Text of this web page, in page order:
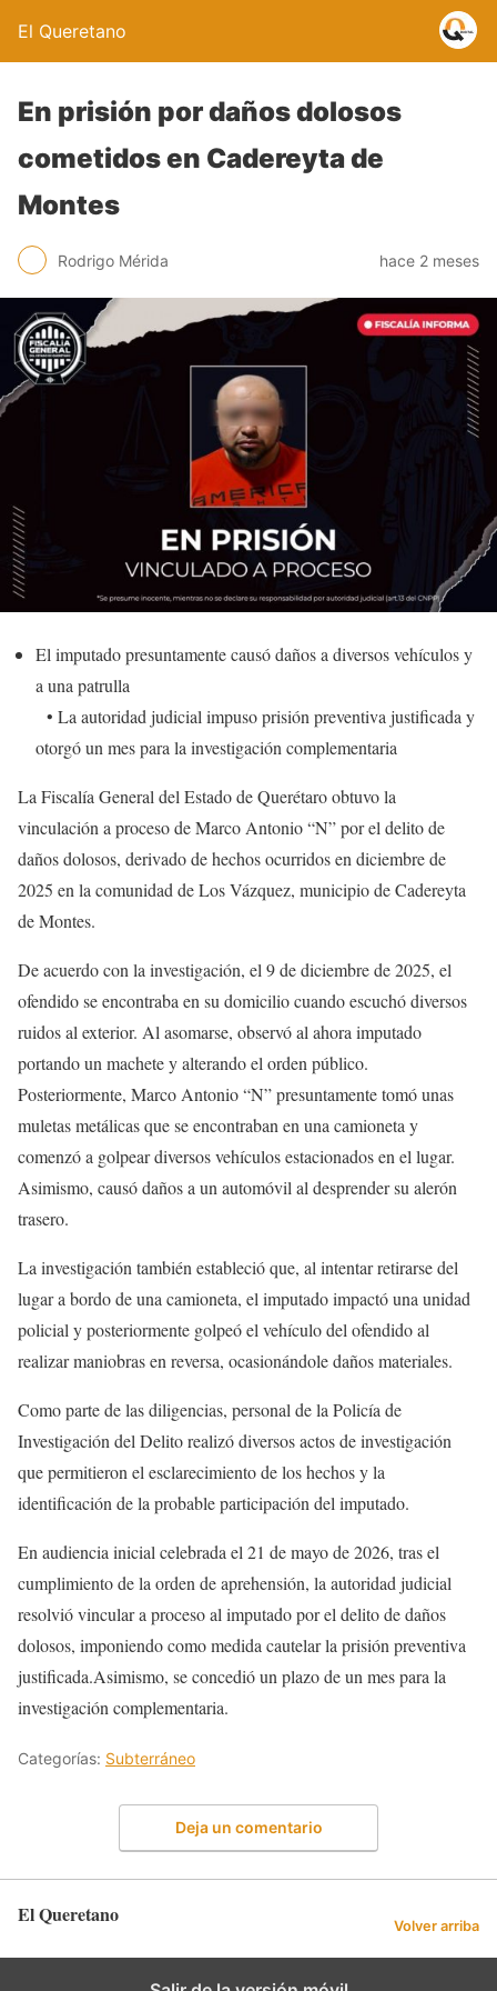
El Queretano
En prisión por daños dolosos
cometidos en Cadereyta de
Montes
Rodrigo Mérida hace 2 meses
El imputado presuntamente causó daños a diversos vehículos y
a una patrulla
• La autoridad judicial impuso prisión preventiva justificada y
otorgó un mes para la investigación complementaria
La Fiscalía General del Estado de Querétaro obtuvo la
vinculación a proceso de Marco Antonio “N” por el delito de
daños dolosos, derivado de hechos ocurridos en diciembre de
2025 en la comunidad de Los Vázquez, municipio de Cadereyta
de Montes.
De acuerdo con la investigación, el 9 de diciembre de 2025, el
ofendido se encontraba en su domicilio cuando escuchó diversos
ruidos al exterior. Al asomarse, observó al ahora imputado
portando un machete y alterando el orden público.
Posteriormente, Marco Antonio “N” presuntamente tomó unas
muletas metálicas que se encontraban en una camioneta y
comenzó a golpear diversos vehículos estacionados en el lugar.
Asimismo, causó daños a un automóvil al desprender su alerón
trasero.
La investigación también estableció que, al intentar retirarse del
lugar a bordo de una camioneta, el imputado impactó una unidad
policial y posteriormente golpeó el vehículo del ofendido al
realizar maniobras en reversa, ocasionándole daños materiales.
Como parte de las diligencias, personal de la Policía de
Investigación del Delito realizó diversos actos de investigación
que permitieron el esclarecimiento de los hechos y la
identificación de la probable participación del imputado.
En audiencia inicial celebrada el 21 de mayo de 2026, tras el
cumplimiento de la orden de aprehensión, la autoridad judicial
resolvió vincular a proceso al imputado por el delito de daños
dolosos, imponiendo como medida cautelar la prisión preventiva
justificada.Asimismo, se concedió un plazo de un mes para la
investigación complementaria.
Categorías: Subterráneo
Deja un comentario
El Queretano Volver arriba